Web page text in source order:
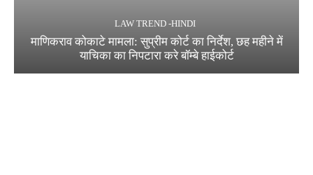
LAW TREND -HINDI
माणिकराव कोकाटे मामला: सुप्रीम कोर्ट का निर्देश, छह महीने में
याचिका का निपटारा करे बॉम्बे हाईकोर्ट